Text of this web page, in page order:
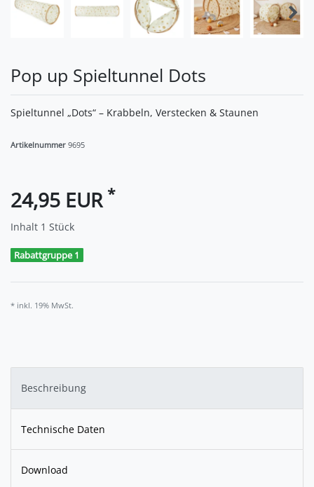
Pop up Spieltunnel Dots
Spieltunnel „Dots“ – Krabbeln, Verstecken & Staunen
Artikelnummer 9695
24,95 EUR *
Inhalt 1 Stück
Rabattgruppe 1
* inkl. 19% MwSt.
Beschreibung
Technische Daten
Download